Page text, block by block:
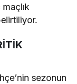
sezonun